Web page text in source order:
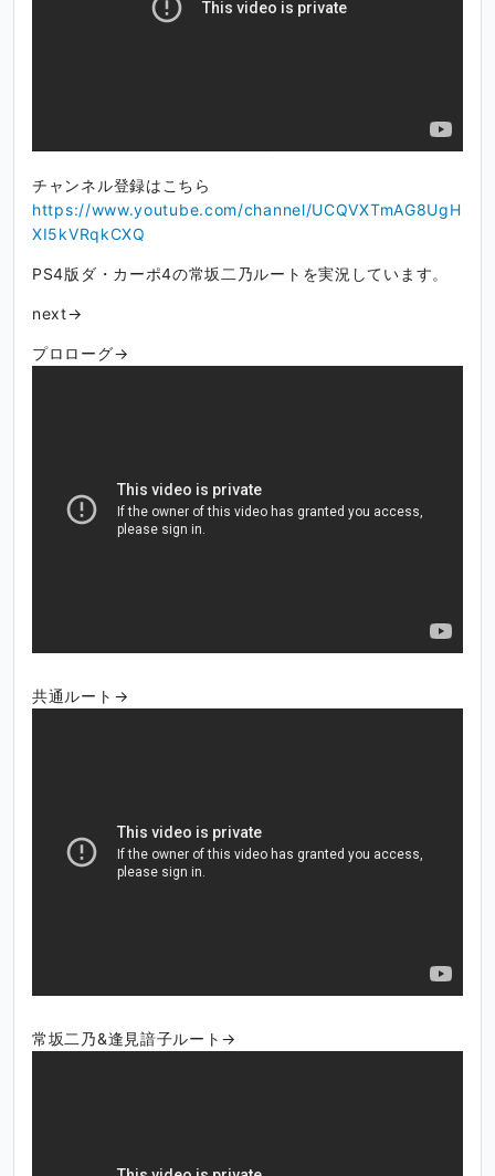
チャンネル登録はこちら
https://www.youtube.com/channel/UCQVXTmAG8UgH
XI5kVRqkCXQ
PS4版ダ・カーポ4の常坂二乃ルートを実況しています。
next→
プロローグ→
共通ルート→
常坂二乃&逢見諳子ルート→